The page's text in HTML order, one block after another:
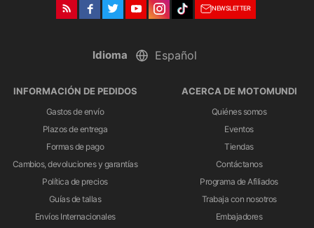
NEWSLETTER
Idioma
INFORMACIÓN DE PEDIDOS
Gastos de envío
Plazos de entrega
Formas de pago
Cambios, devoluciones y garantías
Política de precios
Guías de tallas
Envíos Internacionales
ACERCA DE MOTOMUNDI
Quiénes somos
Eventos
Tiendas
Contáctanos
Programa de Afiliados
Trabaja con nosotros
Embajadores